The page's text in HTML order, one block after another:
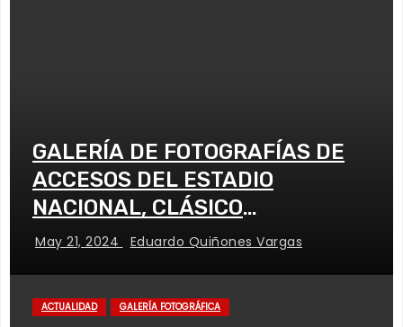
GALERÍA DE FOTOGRAFÍAS DE
ACCESOS DEL ESTADIO
NACIONAL, CLÁSICO
UNIVERSITARIO
May 21, 2024 Eduardo Quiñones Vargas
ACTUALIDAD GALERÍA FOTOGRÁFICA